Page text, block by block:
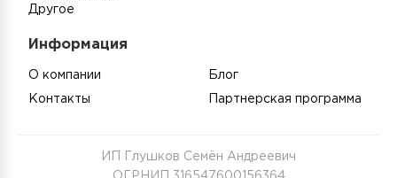
Другое
Информация
О компании Блог
Контакты Партнерская программа
ИП Глушков Семён Андреевич